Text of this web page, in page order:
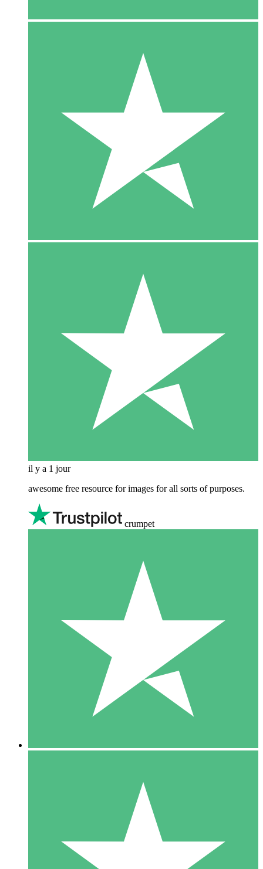
il y a 1 jour
awesome free resource for images for all sorts of purposes.
crumpet